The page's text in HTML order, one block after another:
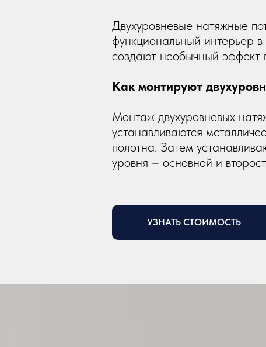
Профессиональная уборка и
чистая технология монтажа
Двухуровневые натяжные
функциональный интерьер
создают необычный эффект
Как монтируют
Монтаж двухуровневых
устанавливаются
полотна. Затем
уровня – основной и
УЗНАТЬ СТОИМОСТЬ